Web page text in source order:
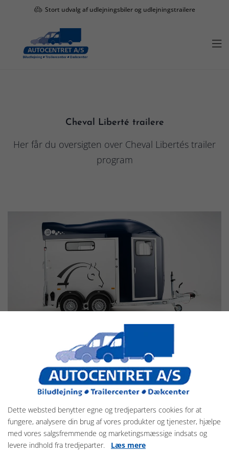
Stort udvalg af udlejningsbiler og udlejningstrailere

Cheval Liberté trailere
Her får du oversigten over Cheval Libertés trailer
program
Cheval Liberté trailere
Se programmet her
sikkerhed og innovative løsninger går hånd i hånd. Med blandt
andet Pullman-affjedring, gennemtænkt indretning og høj
kørestabilitet er trailerne udviklet til at give en tryg og behagelig
transport for både hest og rytter.
Dette websted benytter egne og tredjeparters cookies for at
fungere, analysere din brug af vores produkter og tjenester, hjælpe
med vores salgsfremmende og marketingsmæssige indsats og
levere indhold fra tredjeparter. Læs mere